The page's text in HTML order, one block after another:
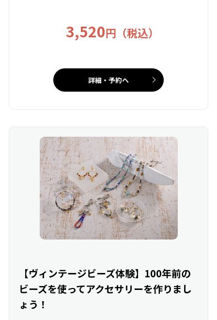
3,520円（税込）
詳細・予約へ
【ヴィンテージビーズ体験】100年前の
ビーズを使ってアクセサリーを作りまし
ょう！